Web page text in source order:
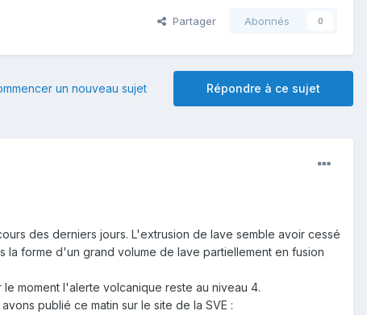
Partager Abonnés 0
Répondre à ce sujet
un nouveau sujet
des derniers jours. L'extrusion de lave semble avoir cessé
forme d'un grand volume de lave partiellement en fusion
moment l'alerte volcanique reste au niveau 4.
publié ce matin sur le site de la SVE :